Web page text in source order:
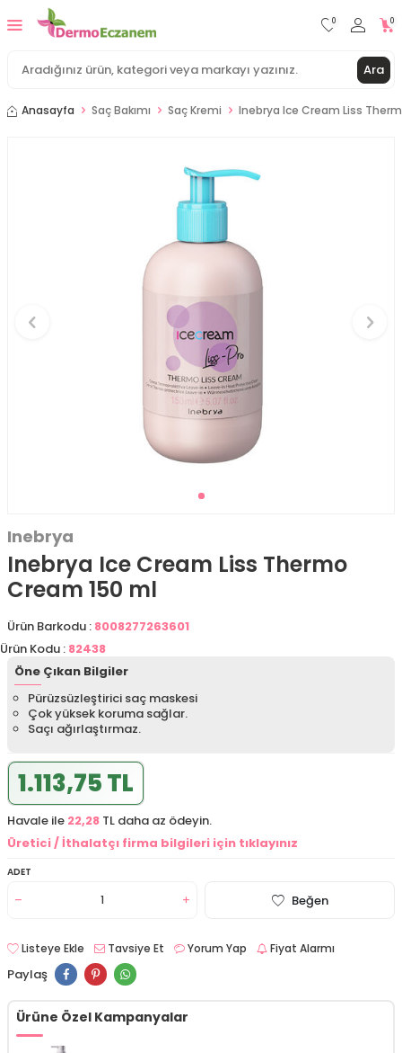
Ara
0 0
Anasayfa Saç Bakımı Saç Kremi Inebrya Ice Cream Liss
Inebrya
Inebrya Ice Cream Liss Thermo
Cream 150 ml
Ürün Barkodu : 8008277263601
Ürün Kodu : 82438
Öne Çıkan Bilgiler
Pürüzsüzleştirici saç maskesi
Çok yüksek koruma sağlar.
Saçı ağırlaştırmaz.
1.113,75 TL
Havale ile 22,28 TL daha az ödeyin.
Üretici / İthalatçı firma bilgileri için tıklayınız
ADET
Beğen
Listeye Ekle Tavsiye Et Yorum Yap Fiyat Alarmı
Paylaş
Ürüne Özel Kampanyalar